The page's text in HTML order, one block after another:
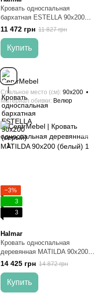
Кровать односпальная
бархатная ESTELLA 90x200
(серый)
11 472 грн 11 827 грн
Купить
Спальное место (см) 90x200
Материал обивки
Велюр
−3%
3
3
Halmar
Кровать односпальная
деревянная MATILDA 90x200
(белый)
14 425 грн 14 872 грн
Купить